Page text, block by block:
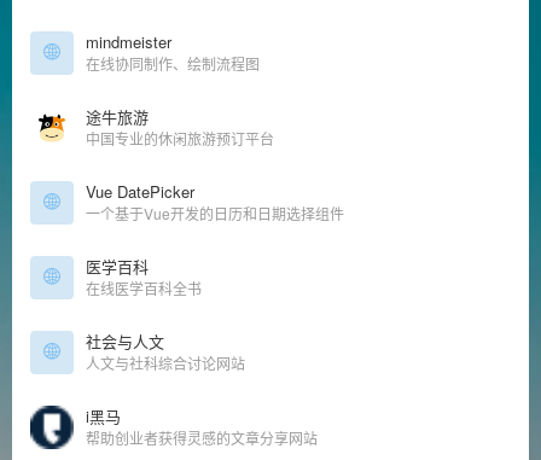
mindmeister
在线协同制作、绘制流程图
途牛旅游
中国专业的休闲旅游预订平台
Vue DatePicker
一个基于Vue开发的日历和日期选择组件
医学百科
在线医学百科全书
社会与人文
人文与社科综合讨论网站
i黑马
帮助创业者获得灵感的文章分享网站